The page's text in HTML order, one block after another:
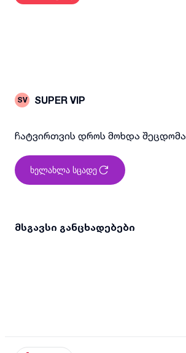
SV SUPER VIP
ჩატვირთვის დროს მოხდა შეცდომა
ხელახლა სცადე
მსგავსი განცხადებები